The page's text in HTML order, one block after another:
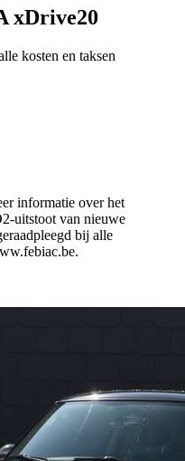
xDrive20
kosten en taksen
informatie over het
uitstoot van nieuwe
bij alle